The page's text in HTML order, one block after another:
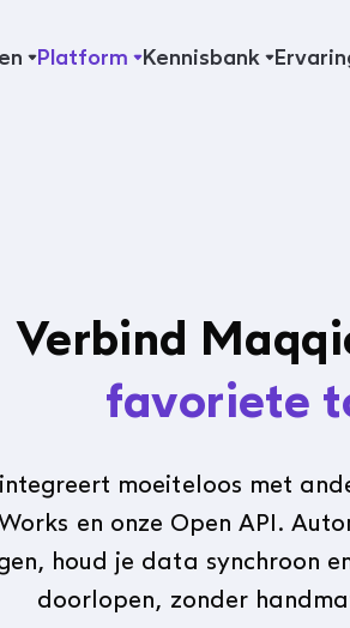
Platform Kennisbank
Verbind
favoriete
moeiteloos met
en onze Open API.
houd je data synchroon
doorlopen, zonder